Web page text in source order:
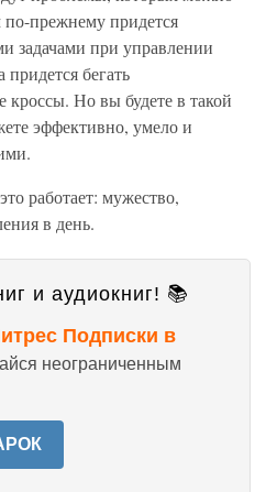
прежнему придется
задачами при управлении
бегать
кроссы. Но вы будете в такой
эффективно, умело и
работает: мужество,
в день.
и аудиокниг! 📚
Подписки в
неограниченным